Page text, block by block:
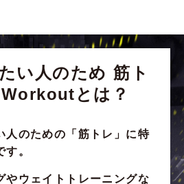
い人のため 筋ト
とは？
人のための 「筋トレ」 に特
。
や ウェイトトレーニングな